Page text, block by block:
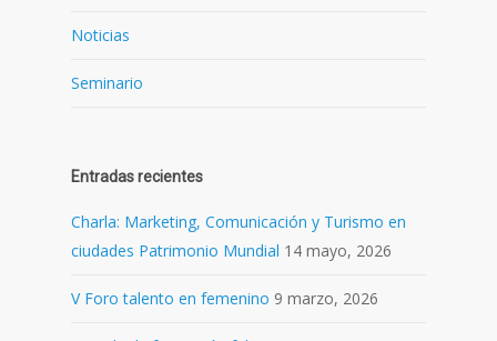
Noticias
Seminario
Entradas recientes
Charla: Marketing, Comunicación y Turismo en
ciudades Patrimonio Mundial 14 mayo, 2026
V Foro talento en femenino 9 marzo, 2026